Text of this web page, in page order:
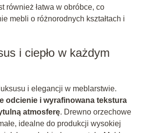
również łatwa w obróbce, co
mebli o różnorodnych kształtach i
i ciepło w każdym
i elegancji w meblarstwie.
odcienie i wyrafinowana tekstura
atmosferę. Drewno orzechowe
idealne do produkcji wysokiej